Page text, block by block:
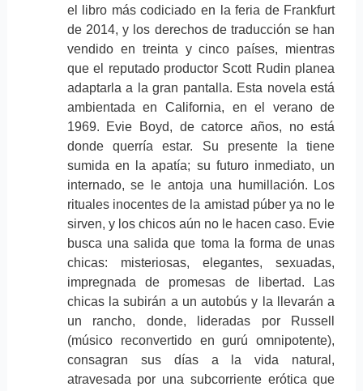
el libro más codiciado en la feria de Frankfurt
de 2014, y los derechos de traducción se han
vendido en treinta y cinco países, mientras
que el reputado productor Scott Rudin planea
adaptarla a la gran pantalla. Esta novela está
ambientada en California, en el verano de
1969. Evie Boyd, de catorce años, no está
donde querría estar. Su presente la tiene
sumida en la apatía; su futuro inmediato, un
internado, se le antoja una humillación. Los
rituales inocentes de la amistad púber ya no le
sirven, y los chicos aún no le hacen caso. Evie
busca una salida que toma la forma de unas
chicas: misteriosas, elegantes, sexuadas,
impregnada de promesas de libertad. Las
chicas la subirán a un autobús y la llevarán a
un rancho, donde, lideradas por Russell
(músico reconvertido en gurú omnipotente),
consagran sus días a la vida natural,
atravesada por una subcorriente erótica que